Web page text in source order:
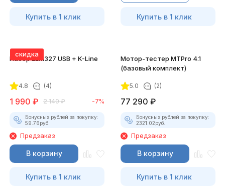
Купить в 1 клик Купить в 1 клик
скидка
Набор ELM327 USB + K-Line
4.8 (4)
1 990 ₽ 2 140 ₽ -7%
Бонусных рублей за покупку:
59.76руб.
Предзаказ
В корзину
Купить в 1 клик
Мотор-тестер MTPro 4.1
(базовый комплект)
5.0 (2)
77 290 ₽
Бонусных рублей за покупку:
2321.02руб.
Предзаказ
В корзину
Купить в 1 клик